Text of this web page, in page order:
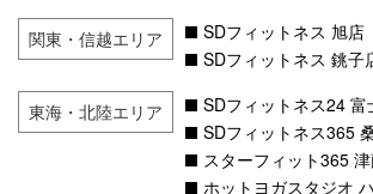
関東・信越エリア
SDフィットネス 旭店
SDフィットネス 銚子
東海・北陸エリア
SDフィットネス24 富
SDフィットネス365
スターフィット365
ホットヨガスタジオ